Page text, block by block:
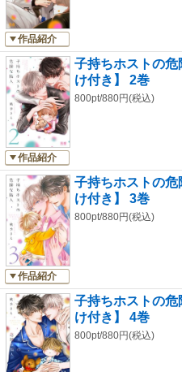
作品紹介
作品紹介
子持ちホストの危
け付き】 2巻
800pt/880円(税込)
作品紹介
子持ちホストの危
け付き】 3巻
800pt/880円(税込)
子持ちホストの危
け付き】 4巻
800pt/880円(税込)